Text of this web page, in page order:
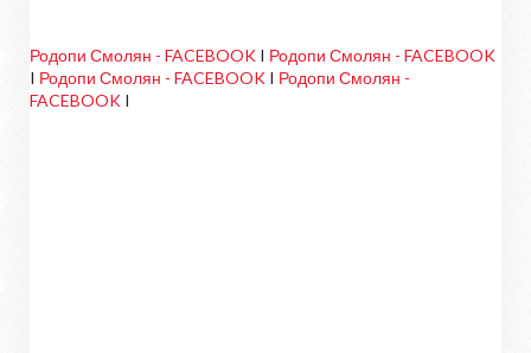
Родопи Смолян - FACEBOOK I Родопи Смолян - FACEBOOK
I Родопи Смолян - FACEBOOK I Родопи Смолян -
FACEBOOK I